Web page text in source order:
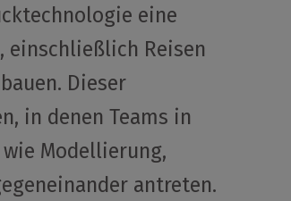
eine
einschließlich Reisen
Dieser
in denen Teams in
Modellierung,
antreten.